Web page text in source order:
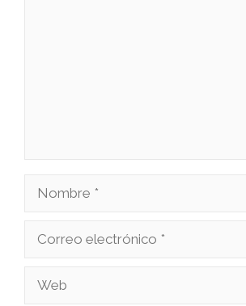
Nombre
Correo
Web